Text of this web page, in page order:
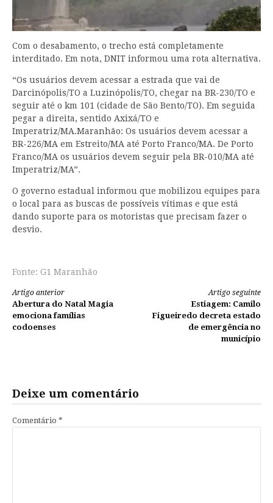
Com o desabamento, o trecho está completamente
interditado. Em nota, DNIT informou uma rota alternativa.
“Os usuários devem acessar a estrada que vai de
Darcinópolis/TO a Luzinópolis/TO, chegar na BR-230/TO e
seguir até o km 101 (cidade de São Bento/TO). Em seguida
pegar a direita, sentido Axixá/TO e
Imperatriz/MA.Maranhão: Os usuários devem acessar a
BR-226/MA em Estreito/MA até Porto Franco/MA. De Porto
Franco/MA os usuários devem seguir pela BR-010/MA até
Imperatriz/MA”.
O governo estadual informou que mobilizou equipes para
o local para as buscas de possíveis vítimas e que está
dando suporte para os motoristas que precisam fazer o
desvio.
Fonte: G1 Maranhão
Continue
lendo
Artigo anterior
Abertura do Natal Magia
emociona famílias
codoenses
Artigo seguinte
Estiagem: Camilo
Figueiredo decreta estado
de emergência no
município
Deixe um comentário
Comentário *